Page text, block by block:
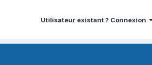
Utilisateur existant ? Connexion